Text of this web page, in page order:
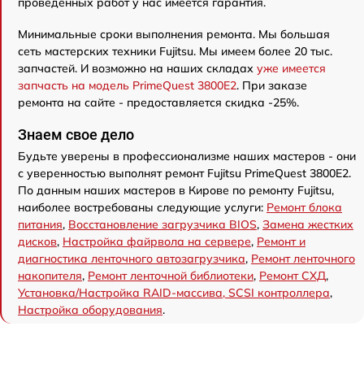
Минимальные сроки выполнения ремонта. Мы большая
сеть мастерских техники Fujitsu. Мы имеем более 20 тыс.
запчастей. И возможно на наших складах уже имеется
запчасть на модель PrimeQuest 3800E2. При заказе
ремонта на сайте - предоставляется скидка -25%.
Знаем свое дело
Будьте уверены в профессионализме наших мастеров - они
с уверенностью выполнят ремонт Fujitsu PrimeQuest 3800E2.
По данным наших мастеров в Кирове по ремонту Fujitsu,
наиболее востребованы следующие услуги: Ремонт блока
питания, Восстановление загрузчика BIOS, Замена жестких
дисков, Настройка файрвола на сервере, Ремонт и
диагностика ленточного автозагрузчика, Ремонт ленточного
накопителя, Ремонт ленточной библиотеки, Ремонт СХД,
Установка/Настройка RAID-массива, SCSI контроллера,
Настройка оборудования.